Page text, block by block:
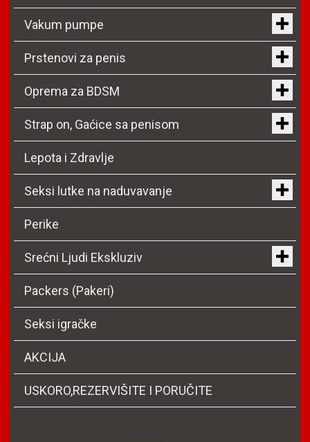
Vakum pumpe
Prstenovi za penis
Oprema za BDSM
Strap on, Gaćice sa penisom
Lepota i Zdravlje
Seksi lutke na naduvavanje
Perike
Srećni Ljudi Ekskluziv
Packers (Pakeri)
Seksi igračke
AKCIJA
USKORO,REZERVIŠITE I PORUČITE